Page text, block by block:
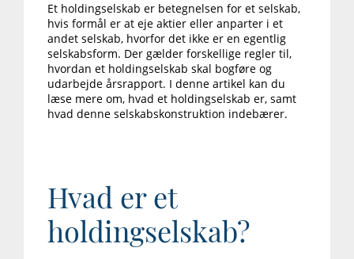
Et holdingselskab er betegnelsen for et selskab,
hvis formål er at eje aktier eller anparter i et
andet selskab, hvorfor det ikke er en egentlig
selskabsform. Der gælder forskellige regler til,
hvordan et holdingselskab skal bogføre og
udarbejde årsrapport. I denne artikel kan du
læse mere om, hvad et holdingselskab er, samt
hvad denne selskabskonstruktion indebærer.
Hvad er et
holdingselskab?